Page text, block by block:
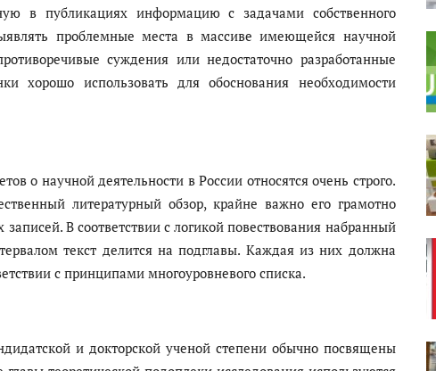
в публикациях информацию с задачами собственного
проблемные места в массиве имеющейся научной
суждения или недостаточно разработанные
хорошо использовать для обоснования необходимости
о научной деятельности в России относятся очень строго.
литературный обзор, крайне важно его грамотно
В соответствии с логикой повествования набранный
текст делится на подглавы. Каждая из них должна
с принципами многоуровневого списка.
и докторской ученой степени обычно посвящены